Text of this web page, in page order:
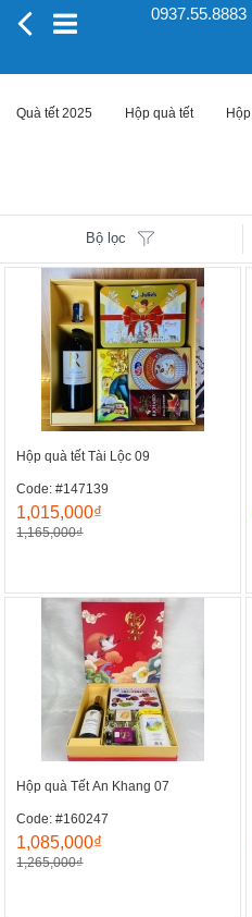
0937.55.8883
Quà tết 2025 Hộp quà tết
Bộ lọc
Hộp quà tết Tài Lộc 09
Code: #147139
1,015,000₫
1,165,000₫
Hộp quà Tết An Khang 07
Code: #160247
1,085,000₫
1,265,000₫